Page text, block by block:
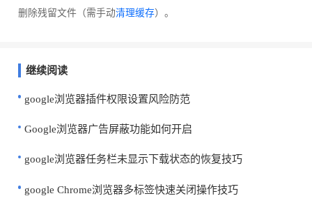
删除残留文件（需手动清理缓存）。
继续阅读
google浏览器插件权限设置风险防范
Google浏览器广告屏蔽功能如何开启
google浏览器任务栏未显示下载状态的恢复技巧
google Chrome浏览器多标签快速关闭操作技巧